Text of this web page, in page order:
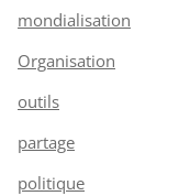
mondialisation
Organisation
outils
partage
politique